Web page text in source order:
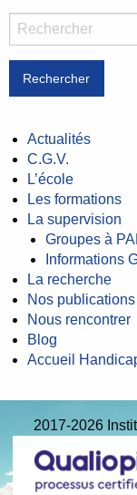
Rechercher
Actualités
C.G.V.
L’école
Les formations
La supervision
Groupes à
Informations
La recherche
Nos publications
Nous rencontrer
Blog
Accueil
2017-2026